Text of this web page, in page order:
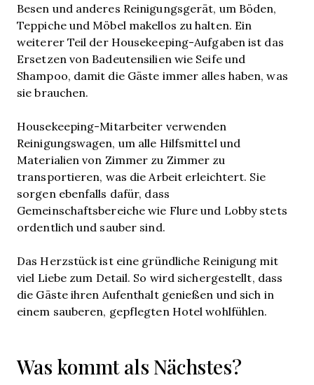
Besen und anderes Reinigungsgerät, um Böden,
Teppiche und Möbel makellos zu halten. Ein
weiterer Teil der Housekeeping-Aufgaben ist das
Ersetzen von Badeutensilien wie Seife und
Shampoo, damit die Gäste immer alles haben, was
sie brauchen.
Housekeeping-Mitarbeiter verwenden
Reinigungswagen, um alle Hilfsmittel und
Materialien von Zimmer zu Zimmer zu
transportieren, was die Arbeit erleichtert. Sie
sorgen ebenfalls dafür, dass
Gemeinschaftsbereiche wie Flure und Lobby stets
ordentlich und sauber sind.
Das Herzstück ist eine gründliche Reinigung mit
viel Liebe zum Detail. So wird sichergestellt, dass
die Gäste ihren Aufenthalt genießen und sich in
einem sauberen, gepflegten Hotel wohlfühlen.
Was kommt als Nächstes?